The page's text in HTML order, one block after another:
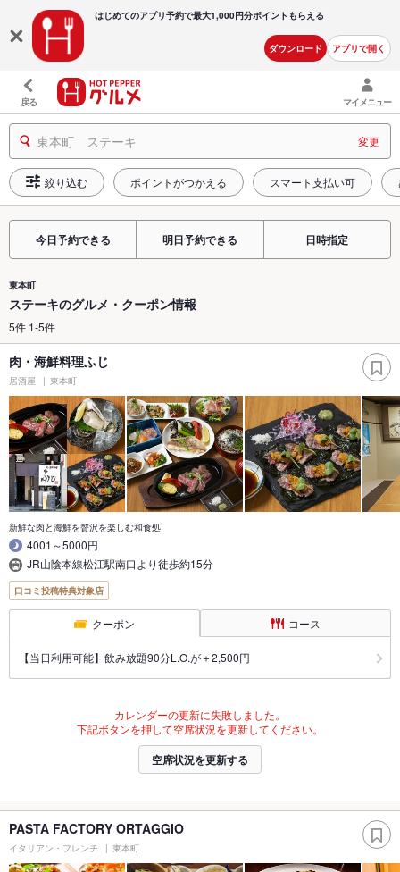
はじめてのアプリ予約で最大1,000円分ポイントもらえる
ダウンロード アプリで開く
戻る マイメニュー
東本町 ステーキ 変更
絞り込む ポイントがつかえる スマート支払い可
今日予約できる 明日予約できる 日時指定
東本町
ステーキのグルメ・クーポン情報
5件 1-5件
肉・海鮮料理ふじ
居酒屋 東本町
新鮮な肉と海鮮を贅沢を楽しむ和食処
4001～5000円
JR山陰本線松江駅南口より徒歩約15分
口コミ投稿特典対象店
クーポン コース
【当日利用可能】飲み放題90分L.O.が＋2,500円
カレンダーの更新に失敗しました。
下記ボタンを押して空席状況を更新してください。
空席状況を更新する
PASTA FACTORY ORTAGGIO
イタリアン・フレンチ 東本町